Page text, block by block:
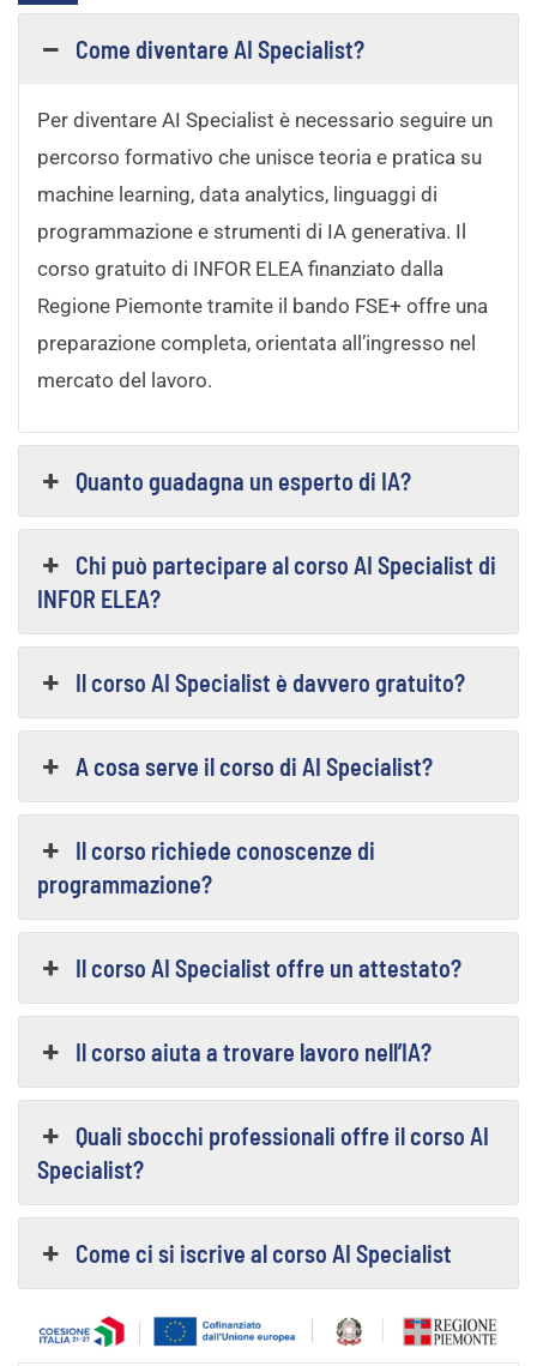
Come diventare AI Specialist?
Per diventare AI Specialist è necessario seguire un
percorso formativo che unisce teoria e pratica su
machine learning, data analytics, linguaggi di
programmazione e strumenti di IA generativa. Il
corso gratuito di INFOR ELEA finanziato dalla
Regione Piemonte tramite il bando FSE+ offre una
preparazione completa, orientata all’ingresso nel
mercato del lavoro.
Quanto guadagna un esperto di IA?
Chi può partecipare al corso AI Specialist di
INFOR ELEA?
Il corso AI Specialist è davvero gratuito?
A cosa serve il corso di AI Specialist?
Il corso richiede conoscenze di
programmazione?
Il corso AI Specialist offre un attestato?
Il corso aiuta a trovare lavoro nell’IA?
Quali sbocchi professionali offre il corso AI
Specialist?
Come ci si iscrive al corso AI Specialist